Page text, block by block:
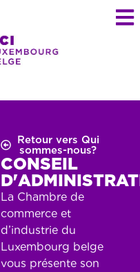
Retour vers Qui
sommes-nous?
CONSEIL
La Chambre de
commerce et
d’industrie du
Luxembourg belge
vous présente son